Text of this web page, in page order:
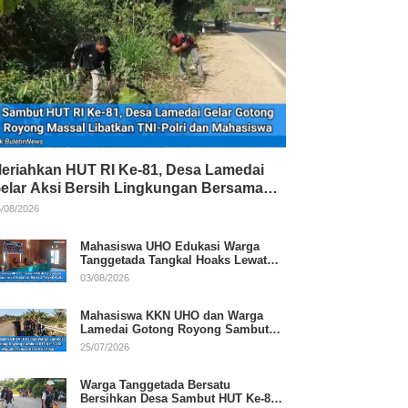
HUT RI Ke-81, Desa Lamedai
Aksi Bersih Lingkungan Bersama
Polri
08/2026
Mahasiswa UHO Edukasi Warga
Tanggetada Tangkal Hoaks Lewat
Program Literasi
03/08/2026
Mahasiswa KKN UHO dan Warga
Lamedai Gotong Royong Sambut
HUT Ke-81 RI
25/07/2026
Warga Tanggetada Bersatu
Bersihkan Desa Sambut HUT Ke-81